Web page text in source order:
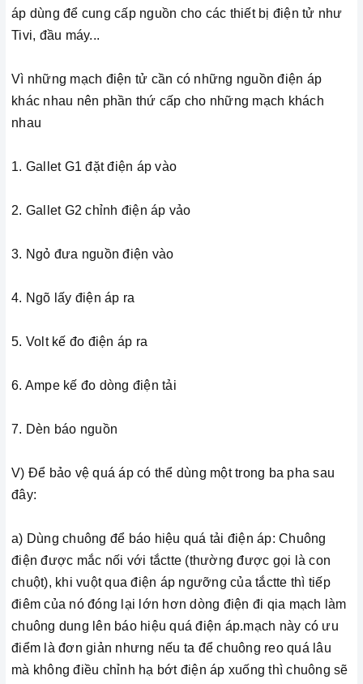
áp dùng để cung cấp nguồn cho các thiết bị điện tử như
Tivi, đầu máy...
Vì những mạch điện tử cần có những nguồn điện áp
khác nhau nên phần thứ cấp cho những mạch khách
nhau
1. Gallet G1 đặt điện áp vào
2. Gallet G2 chỉnh điện áp vảo
3. Ngỏ đưa nguồn điện vào
4. Ngõ lấy điện áp ra
5. Volt kế đo điện áp ra
6. Ampe kế đo dòng điện tải
7. Dèn báo nguồn
V) Để bảo vệ quá áp có thể dùng một trong ba pha sau
đây:
a) Dùng chuông để báo hiệu quá tải điện áp: Chuông
điện được mắc nối với tắctte (thường được gọi là con
chuột), khi vuột qua điện áp ngưỡng của tắctte thì tiếp
điêm của nó đóng lại lớn hơn dòng điện đi qia mạch làm
chuông dung lên báo hiệu quá điện áp.mạch này có ưu
điểm là đơn giản nhưng nếu ta để chuông reo quá lâu
mà không điều chỉnh hạ bớt điện áp xuống thì chuông sẽ